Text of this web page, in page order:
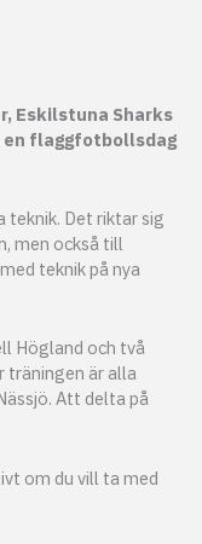
Eskilstuna Sharks
en flaggfotbollsdag
teknik. Det riktar sig
men också till
teknik på nya
Högland och två
träningen är alla
Att delta på
om du vill ta med